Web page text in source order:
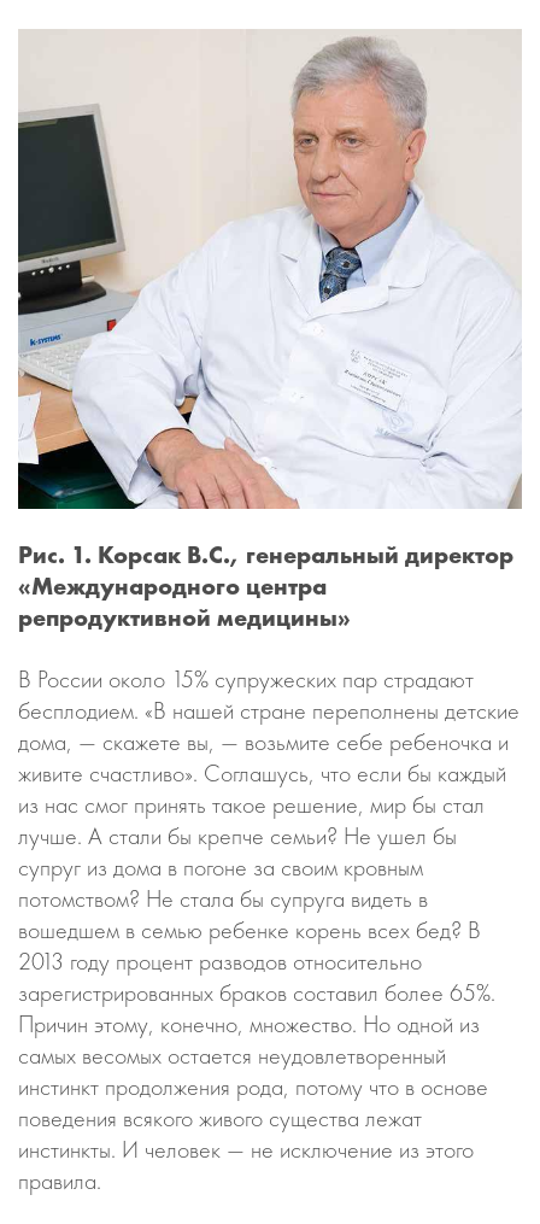
Рис. 1. Корсак В.С., генеральный директор
«Международного центра
репродуктивной медицины»
В России около 15% супружеских пар страдают
бесплодием. «В нашей стране переполнены детские
дома, — скажете вы, — возьмите себе ребеночка и
живите счастливо». Соглашусь, что если бы каждый
из нас смог принять такое решение, мир бы стал
лучше. А стали бы крепче семьи? Не ушел бы
супруг из дома в погоне за своим кровным
потомством? Не стала бы супруга видеть в
вошедшем в семью ребенке корень всех бед? В
2013 году процент разводов относительно
зарегистрированных браков составил более 65%.
Причин этому, конечно, множество. Но одной из
самых весомых остается неудовлетворенный
инстинкт продолжения рода, потому что в основе
поведения всякого живого существа лежат
инстинкты. И человек — не исключение из этого
правила.